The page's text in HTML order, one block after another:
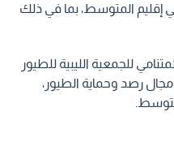
إقليم المتوسط، بما في ذلك
للجمعية الليبية للطيور
رصد وحماية الطيور،